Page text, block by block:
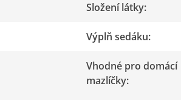
Složení látky:
Výplň sedáku:
Vhodné pro domácí
mazlíčky: